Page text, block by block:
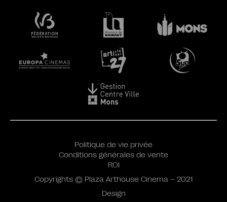
Design
Politique de vie privée
Conditions générales de vente
ROI
Copyrights © Plaza Arthouse Cinema – 2021